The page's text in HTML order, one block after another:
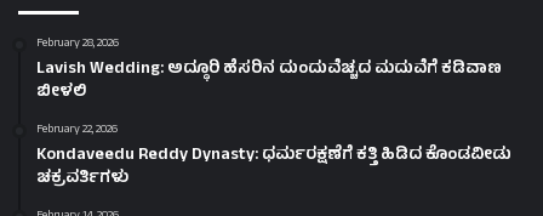
February 28, 2026
Lavish Wedding: ಅದ್ಧೂರಿ ಹೆಸರಿನ ದುಂದುವೆಚ್ಚದ ಮದುವೆಗೆ ಕಡಿವಾಣ
ಬೀಳಲಿ
February 22, 2026
Kondaveedu Reddy Dynasty: ಧರ್ಮರಕ್ಷಣೆಗೆ ಕತ್ತಿ ಹಿಡಿದ ಕೊಂಡವೀಡು
ಚಕ್ರವರ್ತಿಗಳು